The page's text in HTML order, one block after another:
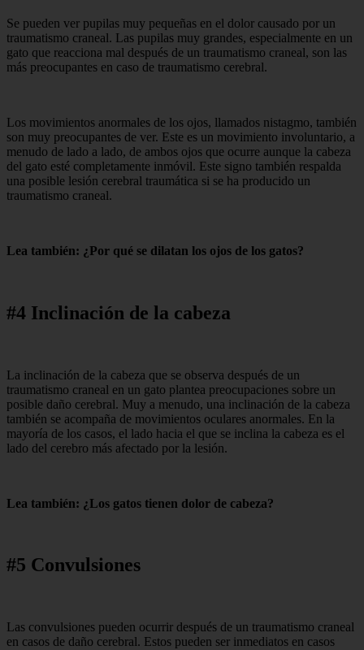
Se pueden ver pupilas muy pequeñas en el dolor causado por un
traumatismo craneal. Las pupilas muy grandes, especialmente en un
gato que reacciona mal después de un traumatismo craneal, son las
más preocupantes en caso de traumatismo cerebral.
Los movimientos anormales de los ojos, llamados nistagmo, también
son muy preocupantes de ver. Este es un movimiento involuntario, a
menudo de lado a lado, de ambos ojos que ocurre aunque la cabeza
del gato esté completamente inmóvil. Este signo también respalda
una posible lesión cerebral traumática si se ha producido un
traumatismo craneal.
Lea también: ¿Por qué se dilatan los ojos de los gatos?
#4 Inclinación de la cabeza
La inclinación de la cabeza que se observa después de un
traumatismo craneal en un gato plantea preocupaciones sobre un
posible daño cerebral. Muy a menudo, una inclinación de la cabeza
también se acompaña de movimientos oculares anormales. En la
mayoría de los casos, el lado hacia el que se inclina la cabeza es el
lado del cerebro más afectado por la lesión.
Lea también: ¿Los gatos tienen dolor de cabeza?
#5 Convulsiones
Las convulsiones pueden ocurrir después de un traumatismo craneal
en casos de daño cerebral. Estos pueden ser inmediatos en casos